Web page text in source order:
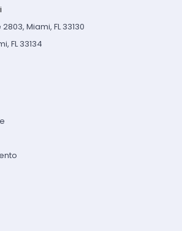
Miami, FL 33130
FL 33134